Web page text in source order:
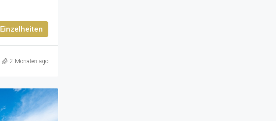
Einzelheiten
2 Monaten ago